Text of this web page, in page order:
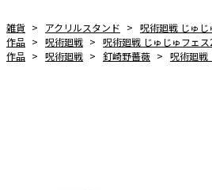
雑貨 > アクリルスタンド > 呪術廻戦 じゅじ
作品 > 呪術廻戦 > 呪術廻戦 じゅじゅフェス
作品 > 呪術廻戦 > 釘崎野薔薇 > 呪術廻戦